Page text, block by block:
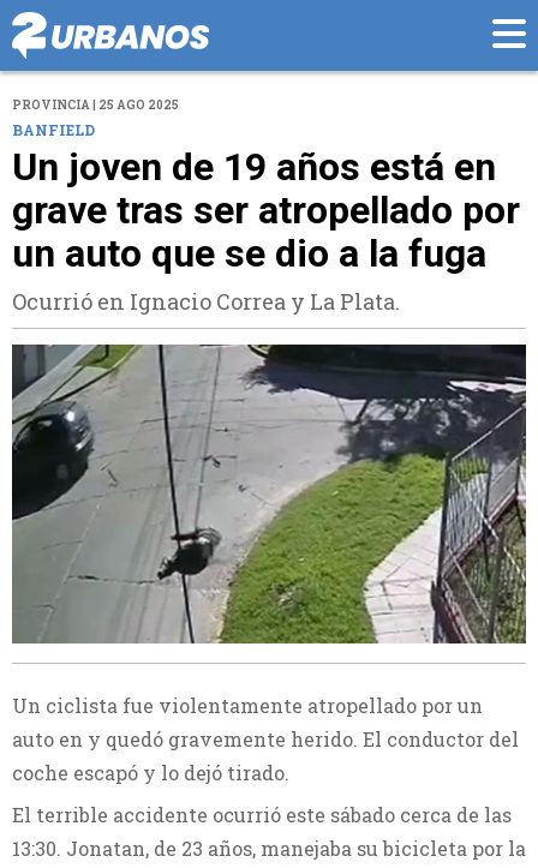
PROVINCIA | 25 AGO 2025
BANFIELD
Un joven de 19 años está en
grave tras ser atropellado por
un auto que se dio a la fuga
Ocurrió en Ignacio Correa y La Plata.
Un ciclista fue violentamente atropellado por un
auto en y quedó gravemente herido. El conductor del
coche escapó y lo dejó tirado.
El terrible accidente ocurrió este sábado cerca de las
13:30. Jonatan, de 23 años, manejaba su bicicleta por la